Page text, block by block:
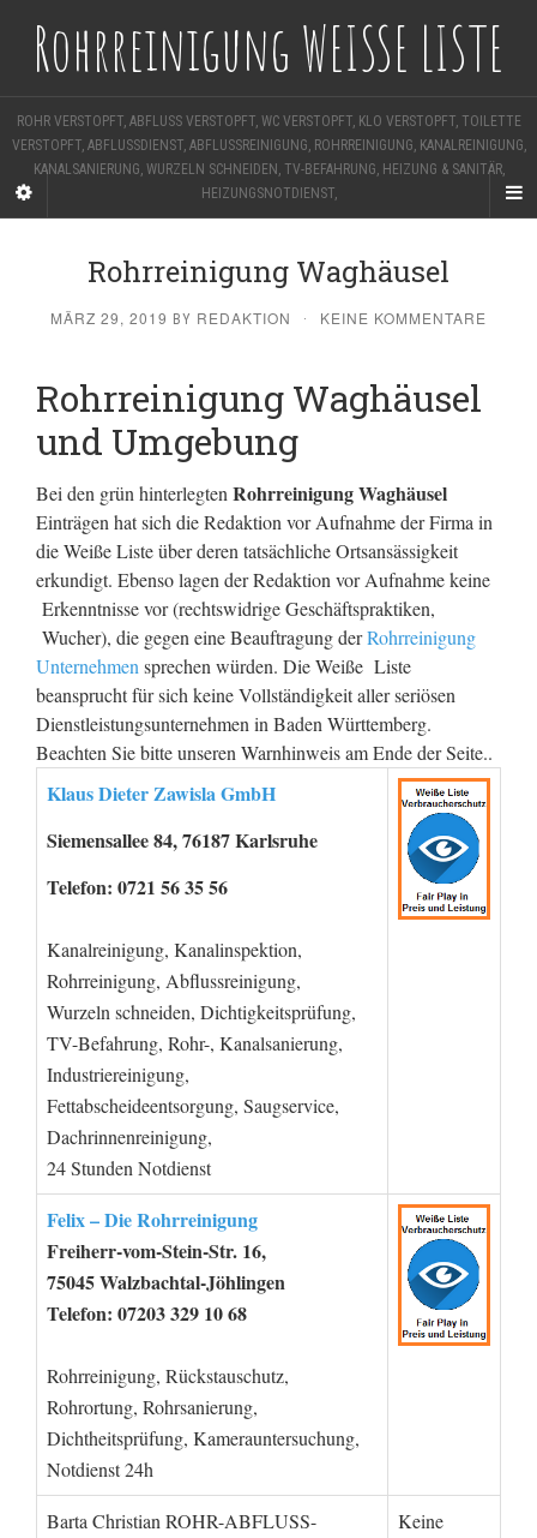
Rohrreinigung WEISSE LISTE
ROHR VERSTOPFT, ABFLUSS VERSTOPFT, WC VERSTOPFT, KLO VERSTOPFT, TOILETTE
VERSTOPFT, ABFLUSSDIENST, ABFLUSSREINIGUNG, ROHRREINIGUNG, KANALREINIGUNG,
KANALSANIERUNG, WURZELN SCHNEIDEN, TV-BEFAHRUNG, HEIZUNG & SANITÄR,
HEIZUNGSNOTDIENST,
Rohrreinigung Waghäusel
MÄRZ 29, 2019 BY REDAKTION · KEINE KOMMENTARE
Rohrreinigung Waghäusel
und Umgebung
Bei den grün hinterlegten Rohrreinigung Waghäusel
Einträgen hat sich die Redaktion vor Aufnahme der Firma in
die Weiße Liste über deren tatsächliche Ortsansässigkeit
erkundigt. Ebenso lagen der Redaktion vor Aufnahme keine
Erkenntnisse vor (rechtswidrige Geschäftspraktiken,
Wucher), die gegen eine Beauftragung derRohrreinigung
Unternehmen sprechen würden. Die Weiße Liste
beansprucht für sich keine Vollständigkeit aller seriösen
Dienstleistungsunternehmen in Baden Württemberg.
Beachten Sie bitte unseren Warnhinweis am Ende der Seite..
Klaus Dieter Zawisla GmbH
Siemensallee 84, 76187 Karlsruhe
Telefon: 0721 56 35 56
Kanalreinigung, Kanalinspektion,
Rohrreinigung, Abflussreinigung,
Wurzeln schneiden, Dichtigkeitsprüfung,
TV-Befahrung, Rohr-, Kanalsanierung,
Industriereinigung,
Fettabscheideentsorgung, Saugservice,
Dachrinnenreinigung,
24 Stunden Notdienst
Felix – Die Rohrreinigung
Freiherr-vom-Stein-Str. 16,
75045 Walzbachtal-Jöhlingen
Telefon: 07203 329 10 68
Rohrreinigung, Rückstauschutz,
Rohrortung, Rohrsanierung,
Dichtheitsprüfung, Kamerauntersuchung,
Notdienst 24h
Barta Christian ROHR-ABFLUSS-
Keine